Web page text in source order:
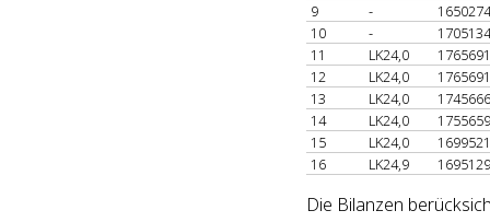
9
-
10
-
11
LK24,0
12
LK24,0
13
LK24,0
14
LK24,0
15
LK24,0
16
LK24,9
Die Bilanzen